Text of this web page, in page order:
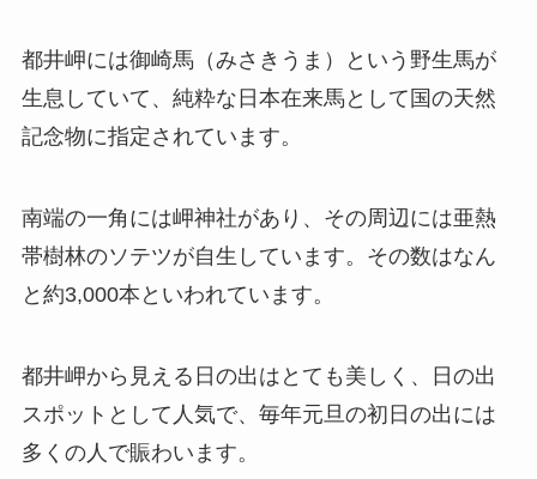
都井岬には御崎馬（みさきうま）という野生馬が
生息していて、純粋な日本在来馬として国の天然
記念物に指定されています。
南端の一角には岬神社があり、その周辺には亜熱
帯樹林のソテツが自生しています。その数はなん
と約3,000本といわれています。
都井岬から見える日の出はとても美しく、日の出
スポットとして人気で、毎年元旦の初日の出には
多くの人で賑わいます。